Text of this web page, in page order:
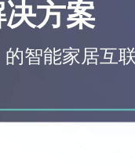
方案
智能家居互